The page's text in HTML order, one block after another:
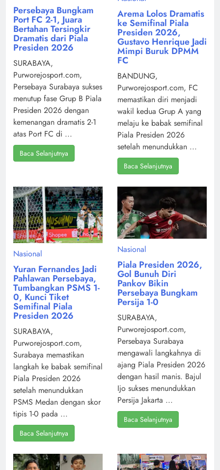
Persebaya Bungkam
Port FC 2-1, Juara
Bertahan Tersingkir
Dramatis dari Piala
Presiden 2026
SURABAYA,
Purworejosport.com,
Persebaya Surabaya sukses
menutup fase Grup B Piala
Presiden 2026 dengan
kemenangan dramatis 2-1
atas Port FC di ...
Baca Selanjutnya
Arema Lolos Dramatis
ke Semifinal Piala
Presiden 2026,
Gustavo Henrique Jadi
Mimpi Buruk DPMM
FC
BANDUNG,
Purworejosport.com, FC
memastikan diri menjadi
wakil kedua Grup A yang
melaju ke babak semifinal
Piala Presiden 2026
setelah menundukkan ...
Baca Selanjutnya
Nasional
Yuran Fernandes Jadi
Pahlawan Persebaya,
Tumbangkan PSMS 1-
0, Kunci Tiket
Semifinal Piala
Presiden 2026
SURABAYA,
Purworejosport.com,
Surabaya memastikan
langkah ke babak semifinal
Piala Presiden 2026
setelah menundukkan
PSMS Medan dengan skor
tipis 1-0 pada ...
Baca Selanjutnya
Nasional
Piala Presiden 2026,
Gol Bunuh Diri
Pankov Bikin
Persebaya Bungkam
Persija 1-0
SURABAYA,
Purworejosport.com,
Persebaya Surabaya
mengawali langkahnya di
ajang Piala Presiden 2026
dengan hasil manis. Bajul
Ijo sukses menundukkan
Persija Jakarta ...
Baca Selanjutnya